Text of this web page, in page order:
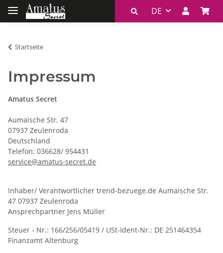
DE
Startseite
Impressum
Amatus Secret
Aumaische Str. 47
07937 Zeulenroda
Deutschland
Telefon: 036628/ 954431
service@amatus-secret.de
Inhaber/ Verantwortlicher trend-bezuege.de Aumaische Str.
47 07937 Zeulenroda
Ansprechpartner Jens Müller
Steuer - Nr.: 166/256/05419 / USt-Ident-Nr.: DE 251464354
Finanzamt Altenburg